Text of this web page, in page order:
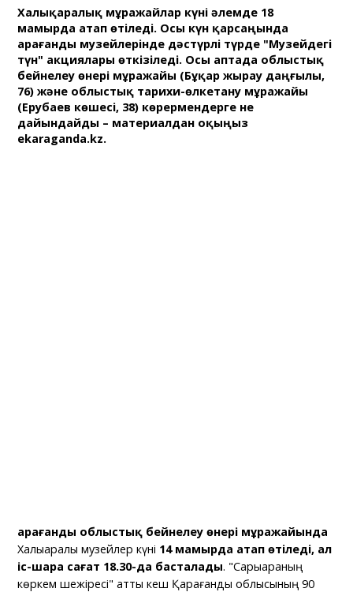
Халықаралық мұражайлар күні әлемде 18
мамырда атап өтіледі. Осы күн қарсаңында
Қарағанды музейлерінде дәстүрлі түрде "Музейдегі
түн" акциялары өткізіледі. Осы аптада облыстық
бейнелеу өнері мұражайы (Бұқар жырау даңғылы,
76) және облыстық тарихи-өлкетану мұражайы
(Ерубаев көшесі, 38) көрермендерге не
дайындайды – материалдан оқыңыз
ekaraganda.kz.
Қарағанды облыстық бейнелеу өнері мұражайында
Халықаралық музейлер күні 14 мамырда атап өтіледі, ал
іс-шара сағат 18.30-да басталады. "Сарыарқаның
көркем шежіресі" атты кеш Қарағанды облысының 90